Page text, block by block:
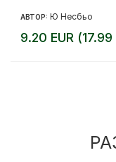
АВТОР: Ю Несбьо
9.20 EUR (17.99